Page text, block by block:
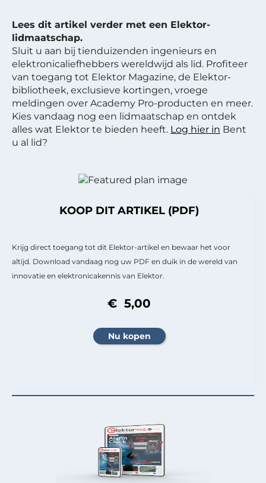
Lees dit artikel verder met een Elektor-
lidmaatschap.
Sluit u aan bij tienduizenden ingenieurs en
elektronicaliefhebbers wereldwijd als lid. Profiteer
van toegang tot Elektor Magazine, de Elektor-
bibliotheek, exclusieve kortingen, vroege
meldingen over Academy Pro-producten en meer.
Kies vandaag nog een lidmaatschap en ontdek
alles wat Elektor te bieden heeft. Log hier in Bent
u al lid?
KOOP DIT ARTIKEL (PDF)
Krijg direct toegang tot dit Elektor-artikel en bewaar het voor
altijd. Download vandaag nog uw PDF en duik in de wereld van
innovatie en elektronicakennis van Elektor.
€ 5,00